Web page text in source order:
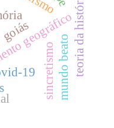
geográfico
19 teoria da história
sincretismo
goiás
mundo beato